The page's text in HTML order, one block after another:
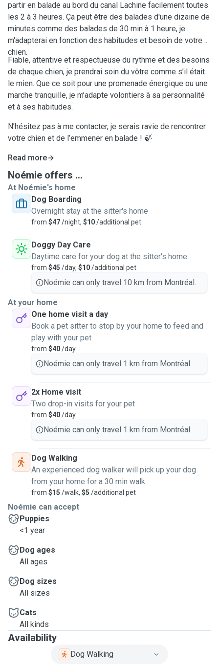
partir en balade au bord du canal Lachine facilement toutes
les 2 à 3 heures. Ça peut être des balades d'une dizaine de
minutes comme des balades de 30 min à 1 heure, je
m'adapterai en fonction des habitudes et besoin de votre
chien.
Fiable, attentive et respectueuse du rythme et des besoins
de chaque chien, je prendrai soin du vôtre comme s’il était
le mien. Que ce soit pour une promenade énergique ou une
marche tranquille, je m’adapte volontiers à sa personnalité
et à ses habitudes.
N’hésitez pas à me contacter, je serais ravie de rencontrer
votre chien et de l’emmener en balade ! 🍃
Read more
Noémie offers ...
At Noémie's home
Dog Boarding
Overnight stay at the sitter's home
from $47/night, $10/additional pet
Doggy Day Care
Daytime care for your dog at the sitter's home
from $45 /day, $10/additional pet
Noémie can only travel 10 km from Montréal.
At your home
One home visit a day
Book a pet sitter to stop by your home to feed and
play with your pet
from $40/day
Noémie can only travel 1 km from Montréal.
2x Home visit
Two drop-in visits for your pet
from $40/day
Noémie can only travel 1 km from Montréal.
Dog Walking
An experienced dog walker will pick up your dog
from your home for a 30 min walk
from $15 /walk, $5 /additional pet
Noémie can accept
Puppies
<1 year
Dog ages
All ages
Dog sizes
All sizes
Cats
All kinds
Availability
Dog Walking